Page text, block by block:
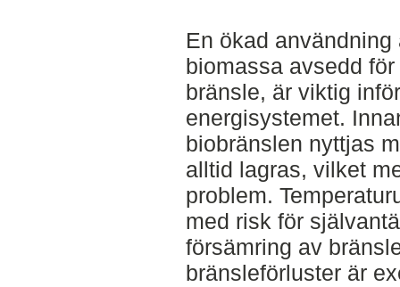
En ökad
biomassa avsedd
bränsle, är viktig
energisystemet.
biobränslen nyttjas
alltid lagras, vilket
problem.
med risk för
försämring av
bränsleförluster är